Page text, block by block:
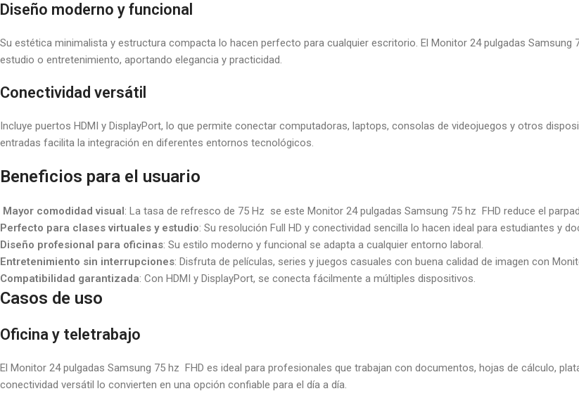
Diseño moderno y funcional
Su estética minimalista y estructura compacta lo hacen perfecto para cualquier escritorio. El Monitor 24 pulgadas
estudio o entretenimiento, aportando elegancia y practicidad.
Conectividad versátil
Incluye puertos HDMI y DisplayPort, lo que permite conectar computadoras, laptops, consolas de videojuegos y otros
entradas facilita la integración en diferentes entornos tecnológicos.
Beneficios para el usuario
Mayor comodidad visual: La tasa de refresco de 75 Hz se este Monitor 24 pulgadas Samsung 75 hz FHD reduce el
Perfecto para clases virtuales y estudio: Su resolución Full HD y conectividad sencilla lo hacen ideal para estudiantes y
Diseño profesional para oficinas: Su estilo moderno y funcional se adapta a cualquier entorno laboral.
Entretenimiento sin interrupciones: Disfruta de películas, series y juegos casuales con buena calidad de imagen con
Compatibilidad garantizada: Con HDMI y DisplayPort, se conecta fácilmente a múltiples dispositivos.
Casos de uso
Oficina y teletrabajo
El Monitor 24 pulgadas Samsung 75 hz FHD es ideal para profesionales que trabajan con documentos, hojas de cálculo,
conectividad versátil lo convierten en una opción confiable para el día a día.